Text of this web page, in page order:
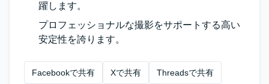
躍します。
プロフェッショナルな撮影をサポートする高い
安定性を誇ります。
Facebookで共有 Xで共有 Threadsで共有